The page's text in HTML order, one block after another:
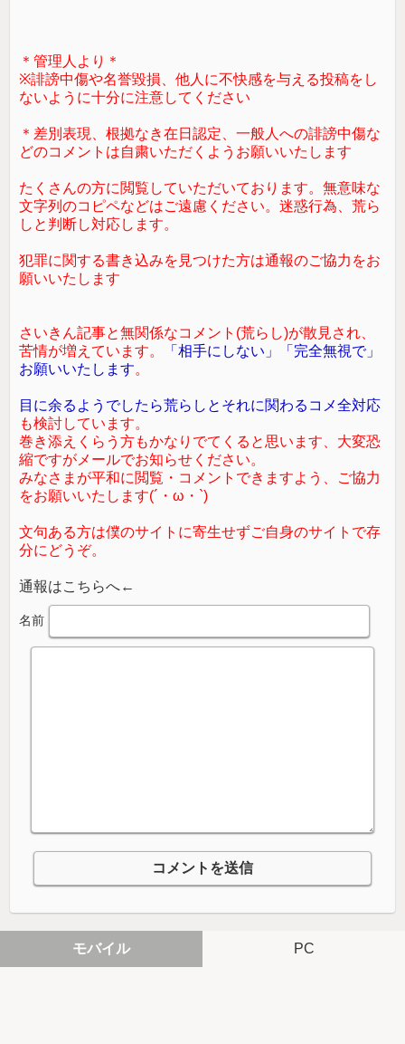
＊管理人より＊
※誹謗中傷や名誉毀損、他人に不快感を与える投稿をし
ないように十分に注意してください
＊差別表現、根拠なき在日認定、一般人への誹謗中傷な
どのコメントは自粛いただくようお願いいたします
たくさんの方に閲覧していただいております。無意味な
文字列のコピペなどはご遠慮ください。迷惑行為、荒ら
しと判断し対応します。
犯罪に関する書き込みを見つけた方は通報のご協力をお
願いいたします
さいきん記事と無関係なコメント(荒らし)が散見され、
苦情が増えています。
「相手にしない」「完全無視で」
お願いいたします。
目に余るようでしたら荒らしとそれに関わるコメ全対応
も検討しています。
巻き添えくらう方もかなりでてくると思います、大変恐
縮ですがメールでお知らせください。
みなさまが平和に閲覧・コメントできますよう、ご協力
をお願いいたします(´・ω・`)
文句ある方は僕のサイトに寄生せずご自身のサイトで存
分にどうぞ。
通報はこちらへ←
名前
モバイル PC